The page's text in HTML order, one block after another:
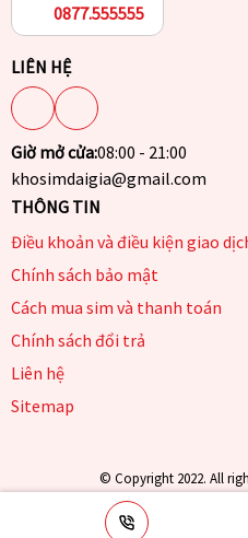
0877.555555
LIÊN HỆ
Giờ mở cửa:08:00 - 21:00
khosimdaigia@gmail.com
THÔNG TIN
Điều khoản và điều kiện giao
Chính sách bảo mật
Cách mua sim và thanh toán
Chính sách đổi trả
Liên hệ
Sitemap
© Copyright 2022. All